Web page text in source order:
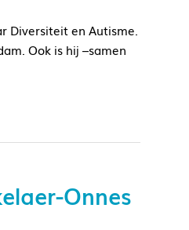
Diversiteit en Autisme.
Ook is hij –samen
Onnes